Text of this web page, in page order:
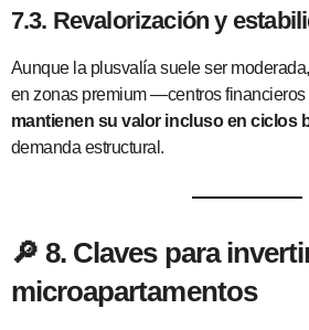
7.3. Revalorización y
Aunque la plusvalía suele ser
en zonas premium —centros
mantienen su valor incluso en ciclos
demanda estructural.
🔎 8. Claves para
microapartamentos